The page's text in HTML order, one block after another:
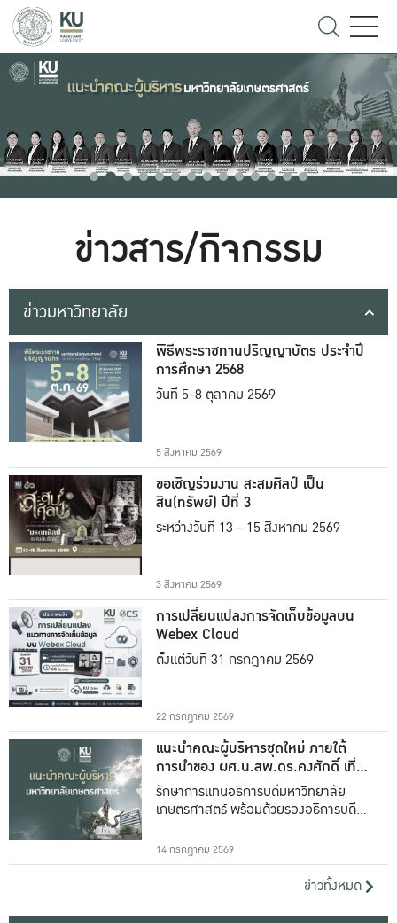
ข่าวสาร/กิจกรรม
ข่าวมหาวิทยาลัย
พิธีพระราชทานปริญญาบัตร ประจำปี
การศึกษา 2568
วันที่ 5-8 ตุลาคม 2569
5 สิงหาคม 2569
ขอเชิญร่วมงาน สะสมศิลป์ เป็น
สิน(ทรัพย์) ปีที่ 3
ระหว่างวันที่ 13 - 15 สิงหาคม 2569
3 สิงหาคม 2569
การเปลี่ยนแปลงการจัดเก็บข้อมูลบน
Webex Cloud
ตั้งแต่วันที่ 31 กรกฎาคม 2569
22 กรกฎาคม 2569
แนะนำคณะผู้บริหารชุดใหม่ ภายใต้
การนำของ ผศ.น.สพ.ดร.คงศักดิ์ เที่ยง
ธรรม
รักษาการแทนอธิการบดีมหาวิทยาลัย
เกษตรศาสตร์ พร้อมด้วยรองอธิการบดีทั้ง
14 กรกฎาคม 2569
ข่าวทั้งหมด